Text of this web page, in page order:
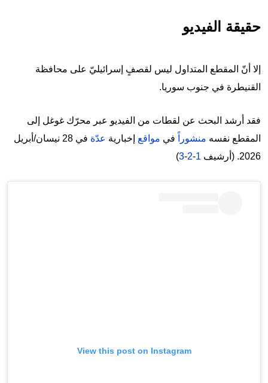
حقيقة الفيديو
إلا أنّ المقطع المتداول ليس لقصفٍ إسرائيليّ على محافظة
القنيطرة في جنوب سوريا.
فقد أرشد البحث عن لقطات من الفيديو عبر محرّك غوغل إلى
المقطع نفسه منشوراً في مواقع إخبارية عدّة
في 28 نيسان/أبريل
2026. (أرشيف
1
-
2
-
3
)
View this post on Instagram